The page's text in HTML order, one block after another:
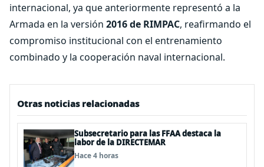
internacional, ya que anteriormente representó a la
Armada en la versión 2016 de RIMPAC, reafirmando el
compromiso institucional con el entrenamiento
combinado y la cooperación naval internacional.
Otras noticias relacionadas
Subsecretario para las FFAA destaca la
labor de la DIRECTEMAR
Hace 4 horas